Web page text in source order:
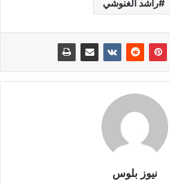
راشد الغنوشي
نيوز بلوس